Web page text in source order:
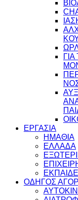
ΕΡΓΑΣΙΑ
ΗΜΑΘΙΑ
ΕΛΛΑΔΑ
ΟΔΗΓΟΣ